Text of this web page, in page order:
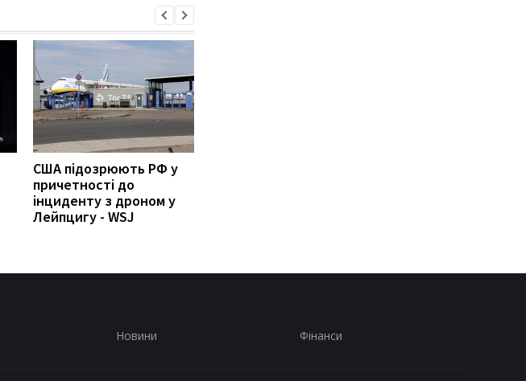
США підозрюють РФ у
причетності до
інциденту з дроном у
Лейпцигу - WSJ
Новини Фінанси